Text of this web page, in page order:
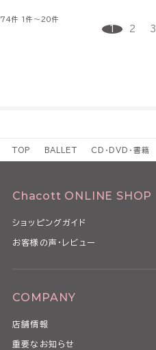
74件 1件～20件
1 2 3
TOP BALLET CD・DVD・書籍
Chacott ONLINE SHOP
ショッピングガイド
お客様の声・レビュー
COMPANY
店舗情報
重要なお知らせ